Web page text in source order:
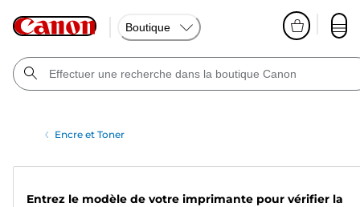
Boutique
Encre et Toner
Entrez le modèle de votre imprimante pour vérifier la